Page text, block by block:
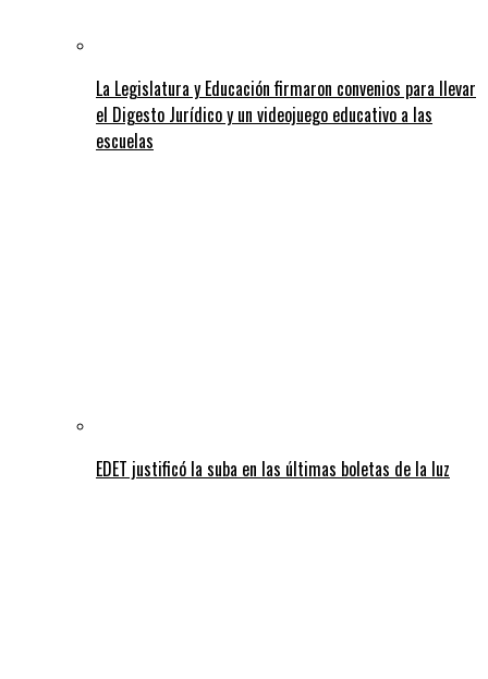
La Legislatura y Educación firmaron convenios para llevar
el Digesto Jurídico y un videojuego educativo a las
escuelas
EDET justificó la suba en las últimas boletas de la luz